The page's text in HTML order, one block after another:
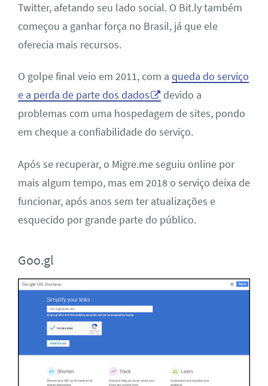
Twitter, afetando seu lado social. O Bit.ly também
começou a ganhar força no Brasil, já que ele
oferecia mais recursos.
O golpe final veio em 2011, com a queda do serviço
e a perda de parte dos dados
devido a
problemas com uma hospedagem de sites, pondo
em cheque a confiabilidade do serviço.
Após se recuperar, o Migre.me seguiu online por
mais algum tempo, mas em 2018 o serviço deixa de
funcionar, após anos sem ter atualizações e
esquecido por grande parte do público.
Goo.gl